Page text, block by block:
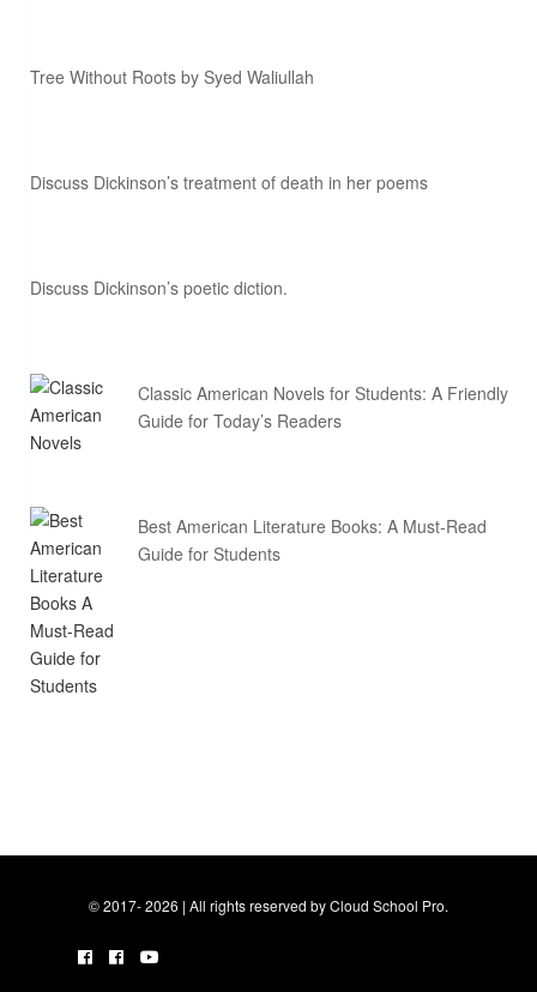
Tree Without Roots by Syed Waliullah
Discuss Dickinson’s treatment of death in her poems
Discuss Dickinson’s poetic diction.
Classic American Novels for Students: A Friendly
Guide for Today’s Readers
Best American Literature Books: A Must-Read
Guide for Students
© 2017- 2026 | All rights reserved by Cloud School Pro.